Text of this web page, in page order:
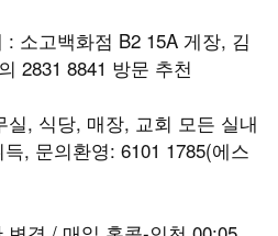
소고백화점 B2 15A 게장, 김
2831 8841 방문 추천
, 식당, 매장, 교회 모든 실내
, 문의환영: 6101 1785(에스